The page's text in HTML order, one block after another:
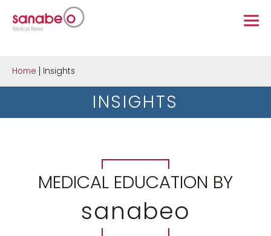
Home Insights
INSIGHTS
MEDICAL EDUCATION BY
sanabeo